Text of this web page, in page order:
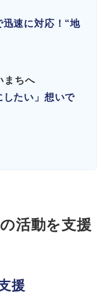
速に対応！“地
まちへ
したい」想いで
活動を支援
援